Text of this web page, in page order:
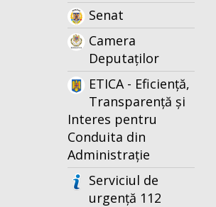
Senat
Camera
Deputaților
ETICA - Eficiență,
Transparență și
Interes pentru
Conduita din
Administrație
Serviciul de
urgență 112